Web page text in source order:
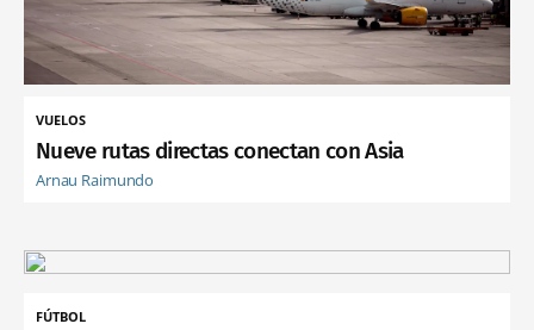
VUELOS
Nueve rutas directas conectan con Asia
Arnau Raimundo
FÚTBOL